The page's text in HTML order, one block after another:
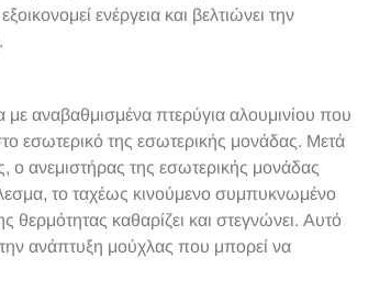
ενέργεια και βελτιώνει την
με αναβαθμισμένα πτερύγια αλουμινίου που
εσωτερικό της εσωτερικής μονάδας. Μετά
ο ανεμιστήρας της εσωτερικής μονάδας
το ταχέως κινούμενο συμπυκνωμένο
θερμότητας καθαρίζει και στεγνώνει. Αυτό
ανάπτυξη μούχλας που μπορεί να